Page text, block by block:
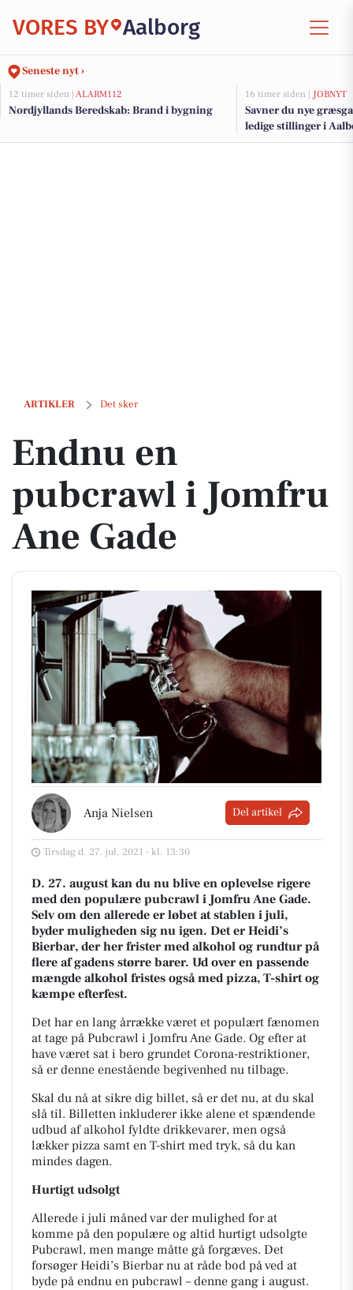
VORES BY Aalborg
Seneste nyt ›
12 timer siden | ALARM112
Nordjyllands Beredskab: Brand i bygning
16 timer siden | JOBNYT
Savner du nye
ledige stillinger i
ARTIKLER Det sker
Endnu en pubcrawl i Jomfru Ane Gade
Endnu en
pubcrawl i Jomfru
Ane Gade
Anja Nielsen Del artikel
Tirsdag d. 27. jul. 2021 - kl. 13:30
D. 27. august kan du nu blive en oplevelse rigere
med den populære pubcrawl i Jomfru Ane Gade.
Selv om den allerede er løbet at stablen i juli,
byder muligheden sig nu igen. Det er Heidi’s
Bierbar, der her frister med alkohol og rundtur på
flere af gadens større barer. Ud over en passende
mængde alkohol fristes også med pizza, T-shirt og
kæmpe efterfest.
Det har en lang årrække været et populært fænomen
at tage på Pubcrawl i Jomfru Ane Gade. Og efter at
have været sat i bero grundet Corona-restriktioner,
så er denne enestående begivenhed nu tilbage.
Skal du nå at sikre dig billet, så er det nu, at du skal
slå til. Billetten inkluderer ikke alene et spændende
udbud af alkohol fyldte drikkevarer, men også
lækker pizza samt en T-shirt med tryk, så du kan
mindes dagen.
Hurtigt udsolgt
Allerede i juli måned var der mulighed for at
komme på den populære og altid hurtigt udsolgte
Pubcrawl, men mange måtte gå forgæves. Det
forsøger Heidi’s Bierbar nu at råde bod på ved at
byde på endnu en pubcrawl – denne gang i august.